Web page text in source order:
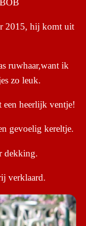
2015, hij komt uit
ruwhaar,want ik
zo leuk.
een heerlijk ventje!
gevoelig kereltje.
dekking.
verklaard.